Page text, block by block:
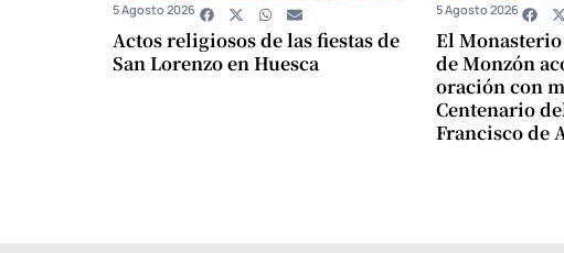
Actos religiosos de las fiestas de
San Lorenzo en Huesca
5 Agosto 2026
El
de Monzón
oración con
Centenario
Francisco de
5 Agosto 2026